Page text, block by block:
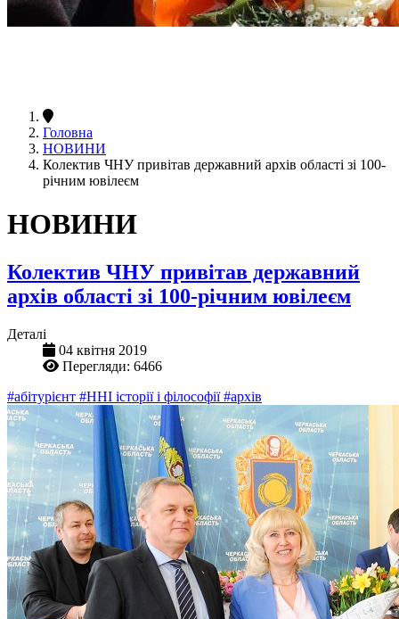
Головна
НОВИНИ
Колектив ЧНУ привітав державний архів області зі 100-
річним ювілеєм
НОВИНИ
Колектив ЧНУ привітав державний
архів області зі 100-річним ювілеєм
Деталі
04 квітня 2019
Перегляди: 6466
#абітурієнт #ННІ історії і філософії#архів